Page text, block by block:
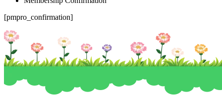
[pmpro_confirmation]